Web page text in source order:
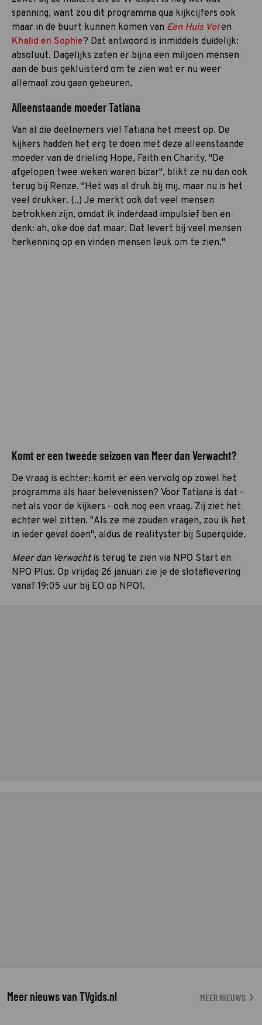
spanning, want zou dit programma qua kijkcijfers ook
maar in de buurt kunnen komen van Een Huis Volen
Khalid en Sophie? Dat antwoord is inmiddels duidelijk:
absoluut. Dagelijks zaten er bijna een miljoen mensen
aan de buis gekluisterd om te zien wat er nu weer
allemaal zou gaan gebeuren.
Alleenstaande moeder Tatiana
Van al die deelnemers viel Tatiana het meest op. De
kijkers hadden het erg te doen met deze alleenstaande
moeder van de drieling Hope, Faith en Charity. "De
afgelopen twee weken waren bizar", blikt ze nu dan ook
terug bij Renze. "Het was al druk bij mij, maar nu is het
veel drukker. (..) Je merkt ook dat veel mensen
betrokken zijn, omdat ik inderdaad impulsief ben en
denk: ah, oke doe dat maar. Dat levert bij veel mensen
herkenning op en vinden mensen leuk om te zien."
Komt er een tweede seizoen van Meer dan Verwacht?
De vraag is echter: komt er een vervolg op zowel het
programma als haar belevenissen? Voor Tatiana is dat -
net als voor de kijkers - ook nog een vraag. Zij ziet het
echter wel zitten. "Als ze me zouden vragen, zou ik het
in ieder geval doen", aldus de realityster bij Superguide.
Meer dan Verwachtis terug te zien via NPO Start en
NPO Plus. Op vrijdag 26 januari zie je de slotaflevering
vanaf 19:05 uur bij EO op NPO1.
Meer nieuws van TVgids.nl MEER NIEUWS